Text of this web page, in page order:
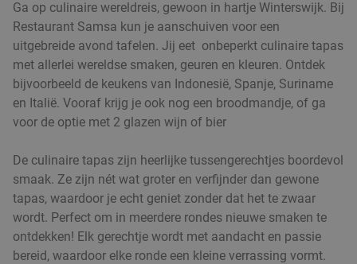
Ga op culinaire wereldreis, gewoon in hartje Winterswijk. Bij
Restaurant Samsa kun je aanschuiven voor een
uitgebreide avond tafelen. Jij eet onbeperkt culinaire tapas
met allerlei wereldse smaken, geuren en kleuren. Ontdek
bijvoorbeeld de keukens van Indonesië, Spanje, Suriname
en Italië. Vooraf krijg je ook nog een broodmandje, of ga
voor de optie met 2 glazen wijn of bier
De culinaire tapas zijn heerlijke tussengerechtjes boordevol
smaak. Ze zijn nét wat groter en verfijnder dan gewone
tapas, waardoor je echt geniet zonder dat het te zwaar
wordt. Perfect om in meerdere rondes nieuwe smaken te
ontdekken! Elk gerechtje wordt met aandacht en passie
bereid, waardoor elke ronde een kleine verrassing vormt.